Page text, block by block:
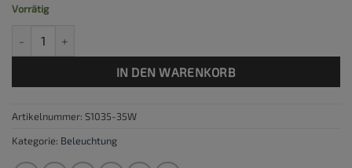
Vorrätig
IN DEN WARENKORB
Artikelnummer: S1035-35W
Kategorie: Beleuchtung